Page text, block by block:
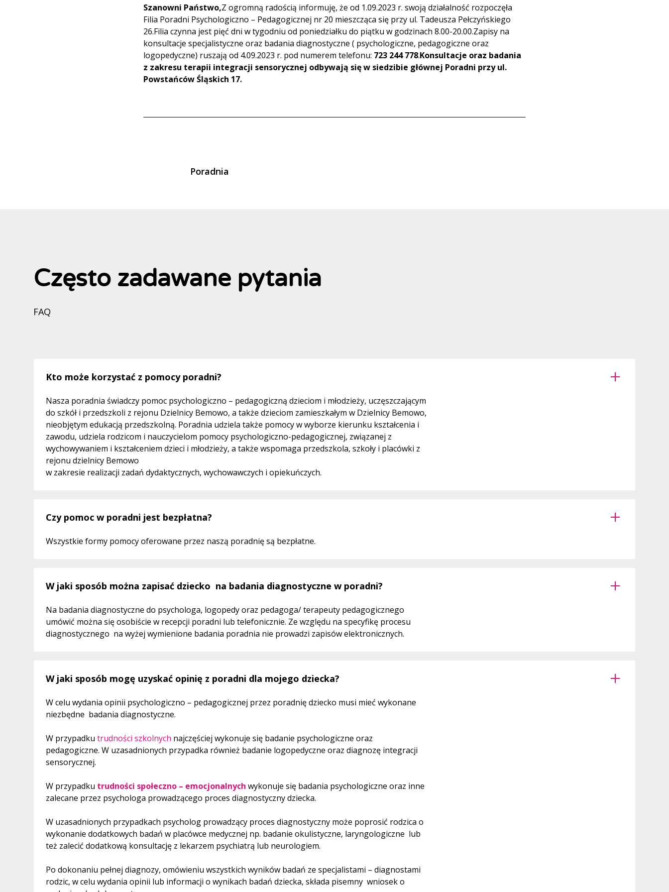
Szanowni Państwo,Z ogromną radością informuję, że od 1.09.2023 r. swoją działalność rozpoczęła
Filia Poradni Psychologiczno – Pedagogicznej nr 20 mieszcząca się przy ul. Tadeusza Pełczyńskiego
26.Filia czynna jest pięć dni w tygodniu od poniedziałku do piątku w godzinach 8.00-20.00.Zapisy na
konsultacje specjalistyczne oraz badania diagnostyczne ( psychologiczne, pedagogiczne oraz
logopedyczne) ruszają od 4.09.2023 r. pod numerem telefonu: 723 244 778.Konsultacje oraz badania
z zakresu terapii integracji sensorycznej odbywają się w siedzibie głównej Poradni przy ul.
Powstańców Śląskich 17.
Poradnia
Często zadawane pytania
FAQ
Kto może korzystać z pomocy poradni?
Nasza poradnia świadczy pomoc psychologiczno – pedagogiczną dzieciom i młodzieży, uczęszczającym
do szkół i przedszkoli z rejonu Dzielnicy Bemowo, a także dzieciom zamieszkałym w Dzielnicy Bemowo,
nieobjętym edukacją przedszkolną. Poradnia udziela także pomocy w wyborze kierunku kształcenia i
zawodu, udziela rodzicom i nauczycielom pomocy psychologiczno-pedagogicznej, związanej z
wychowywaniem i kształceniem dzieci i młodzieży, a także wspomaga przedszkola, szkoły i placówki z
rejonu dzielnicy Bemowo
w zakresie realizacji zadań dydaktycznych, wychowawczych i opiekuńczych.
Czy pomoc w poradni jest bezpłatna?
Wszystkie formy pomocy oferowane przez naszą poradnię są bezpłatne.
W jaki sposób można zapisać dziecko na badania diagnostyczne w poradni?
Na badania diagnostyczne do psychologa, logopedy oraz pedagoga/ terapeuty pedagogicznego
umówić można się osobiście w recepcji poradni lub telefonicznie. Ze względu na specyfikę procesu
diagnostycznego na wyżej wymienione badania poradnia nie prowadzi zapisów elektronicznych.
W jaki sposób mogę uzyskać opinię z poradni dla mojego dziecka?
W celu wydania opinii psychologiczno – pedagogicznej przez poradnię dziecko musi mieć wykonane
niezbędne badania diagnostyczne.
W przypadkutrudności szkolnych najczęściej wykonuje się badanie psychologiczne oraz
pedagogiczne. W uzasadnionych przypadka również badanie logopedyczne oraz diagnozę integracji
sensorycznej.
W przypadku trudności społeczno – emocjonalnych wykonuje się badania psychologiczne oraz inne
zalecane przez psychologa prowadzącego proces diagnostyczny dziecka.
W uzasadnionych przypadkach psycholog prowadzący proces diagnostyczny może poprosić rodzica o
wykonanie dodatkowych badań w placówce medycznej np. badanie okulistyczne, laryngologiczne lub
też zalecić dodatkową konsultację z lekarzem psychiatrą lub neurologiem.
Po dokonaniu pełnej diagnozy, omówieniu wszystkich wyników badań ze specjalistami – diagnostami
rodzic, w celu wydania opinii lub informacji o wynikach badań dziecka, składa pisemny wniosek o